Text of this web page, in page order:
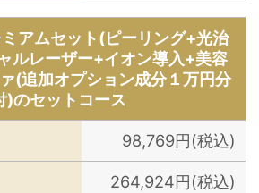
アムセット(ピーリング+光治
ルレーザー+イオン導入+美容
(追加オプション成分１万円分
)のセットコース
98,769円(税込)
264,924円(税込)